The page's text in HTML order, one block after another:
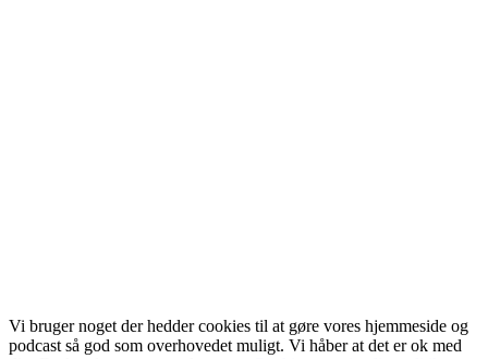
Vi bruger noget der hedder cookies til at gøre vores hjemmeside og
podcast så god som overhovedet muligt. Vi håber at det er ok med